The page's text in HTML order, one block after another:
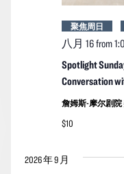
Spotlight
Conversation
八月 16 from
聚焦周日
詹姆斯-摩尔剧院
$10
2026 年 9 月